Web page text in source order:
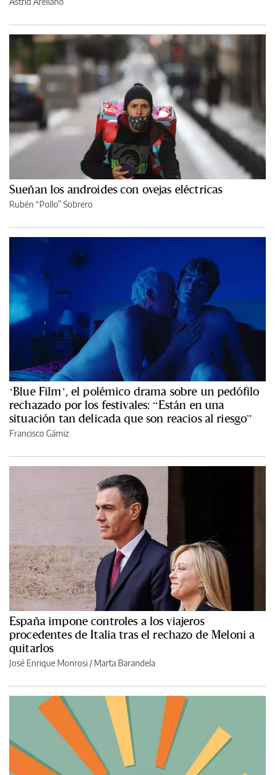
Sueñan los androides con ovejas eléctricas
Rubén “Pollo” Sobrero
‘Blue Film’, el polémico drama sobre un pedófilo
rechazado por los festivales: “Están en una
situación tan delicada que son reacios al riesgo”
Francisco Gámiz
España impone controles a los viajeros
procedentes de Italia tras el rechazo de Meloni a
quitarlos
José Enrique Monrosi / Marta Barandela